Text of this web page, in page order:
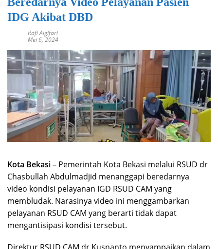
IDG Akibat DBD
Rafi Algifari
Mei 6, 2024
Kota Bekasi– Pemerintah Kota Bekasi melalui RSUD dr
Chasbullah Abdulmadjid menanggapi beredarnya
video kondisi pelayanan IGD RSUD CAM yang
membludak. Narasinya video ini menggambarkan
pelayanan RSUD CAM yang berarti tidak dapat
mengantisipasi kondisi tersebut.